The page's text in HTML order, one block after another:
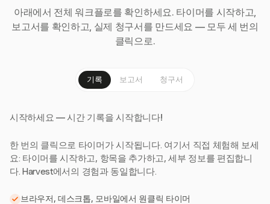
아래에서 전체 워크플로를 확인하세요. 타이머를 시작하고,
보고서를 확인하고, 실제 청구서를 만드세요 — 모두 세 번의
클릭으로.
기록 보고서 청구서
시작하세요 — 시간 기록을 시작합니다!
한 번의 클릭으로 타이머가 시작됩니다. 여기서 직접 체험해 보세
요: 타이머를 시작하고, 항목을 추가하고, 세부 정보를 편집합니
다. Harvest에서의 경험과 동일합니다.
브라우저, 데스크톱, 모바일에서 원클릭 타이머